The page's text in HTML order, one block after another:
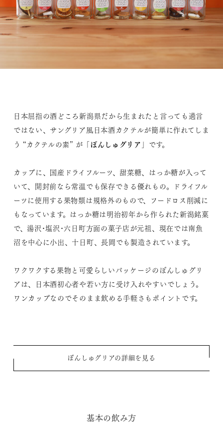
日本屈指の酒どころ新潟県だから生まれたと言っても過言
ではない、サングリア風日本酒カクテルが簡単に作れてしま
う “カクテルの素” が「ぽんしゅグリア 」です。
カップに、国産ドライフルーツ、甜菜糖、はっか糖が入って
いて、開封前なら常温でも保存できる優れもの。ドライフル
ーツに使用する果物類は規格外のもので、フードロス削減に
もなっています。はっか糖は明治初年から作られた新潟銘菓
で、湯沢･塩沢･六日町方面の菓子店が元祖、現在では南魚
沼を中心に小出、十日町、長岡でも製造されています。
ワクワクする果物と可愛らしいパッケージのぽんしゅグリ
アは、日本酒初心者や若い方に受け入れやすいでしょう。
ワンカップなのでそのまま飲める手軽さもポイントです。
ぽんしゅグリアの詳細を見る
基本の飲み方